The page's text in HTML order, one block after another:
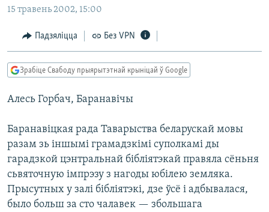
навігацыі
Перайсьці
пошуку
ЭКАНОМІКА
ВАЙНА
КУЛЬТУРА
КАЛЯНДАР
ПАДКАСТЫ
КНІГІ
МОВА
НА ХВАЛЯХ СВАБОДЫ
ПАДКАСТЫ
FACEBOOK
САЧЫЦЕ ЗА АБНАЎЛЕНЬНЯМІ
15 травень 2002, 15:00
Падзяліцца Без VPN
Зрабіце Свабоду прыярытэтнай крыніцай ў Google
Алесь Горбач, Баранавічы
Баранавіцкая рада Таварыства беларускай мовы
разам зь іншымі грамадзкімі суполкамі ды
гарадзкой цэнтральнай бібліятэкай правяла сёньня
сьвяточную імпрэзу з нагоды юбілею земляка.
Прысутных у залі бібліятэкі, дзе ўсё і адбывалася,
было больш за сто чалавек — збольшага